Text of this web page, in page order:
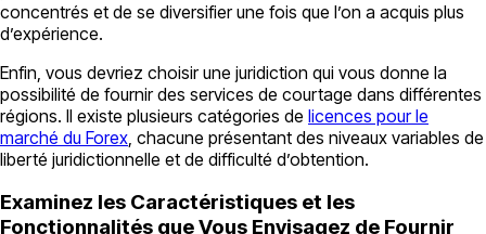
concentrés et de se diversifier une fois que l’on a acquis plus
d’expérience.
Enfin, vous devriez choisir une juridiction qui vous donne la
possibilité de fournir des services de courtage dans différentes
régions. Il existe plusieurs catégories de licences pour le
marché du Forex , chacune présentant des niveaux variables de
liberté juridictionnelle et de difficulté d’obtention.
Examinez les Caractéristiques et les
Fonctionnalités que Vous Envisagez de Fournir